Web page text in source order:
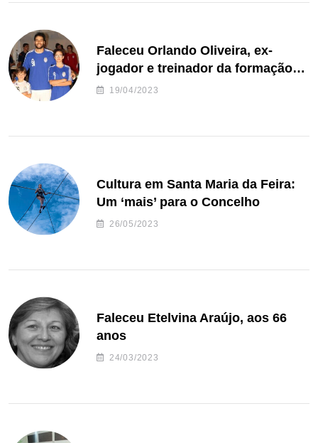
Faleceu Orlando Oliveira, ex-
jogador e treinador da formação
de andebol do Feirense
19/04/2023
Cultura em Santa Maria da Feira:
Um ‘mais’ para o Concelho
26/05/2023
Faleceu Etelvina Araújo, aos 66
anos
24/03/2023